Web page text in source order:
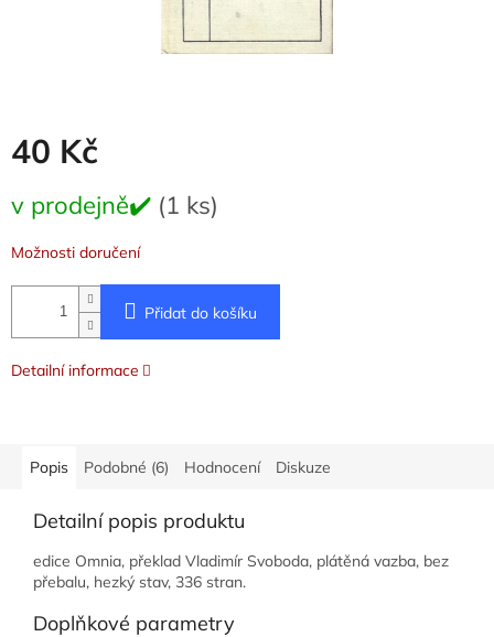
40 Kč
cena:
v prodejně✔️ (1 ks)
Možnosti doručení
Přidat do košíku
Detailní informace
Popis Podobné (6) Hodnocení Diskuze
Detailní popis produktu
edice Omnia, překlad Vladimír Svoboda, plátěná vazba, bez
přebalu, hezký stav, 336 stran.
Doplňkové parametry